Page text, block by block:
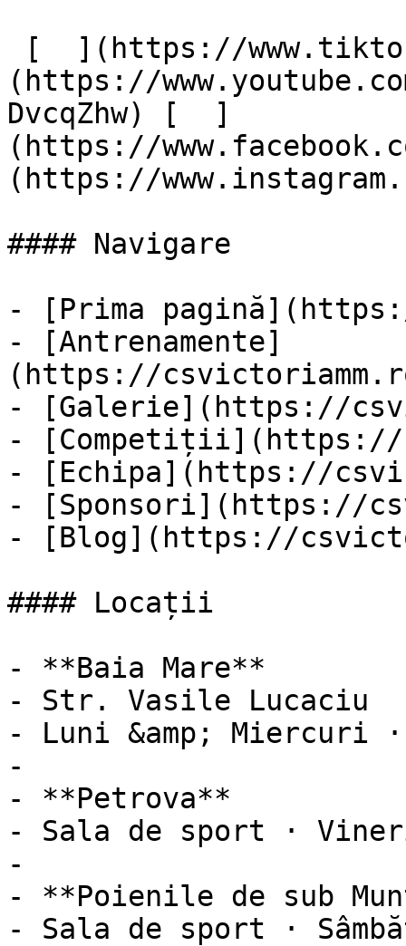
(https://
DvcqZhw) [  ]
(https://
(https://
#### Navigare
- [Prima
- [Antrenamente]
(https://
- [Galerie](https://
- [Competiții](https://
- [Echipa](https://
- [Sponsori](https://
- [Blog](https://
#### Locații
- **Baia Mare**
- Str. Vasile Lucaciu
- Luni &amp; Miercuri
-
- **Petrova**
- Sala de sport ·
-
- **Poienile de sub
- Sala de sport ·